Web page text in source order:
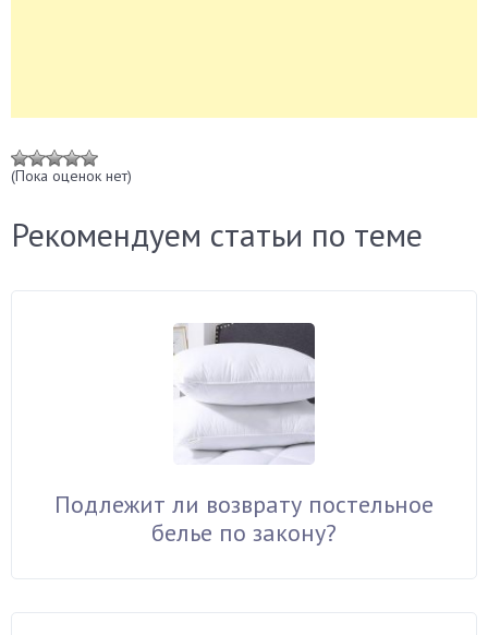
(Пока оценок нет)
Рекомендуем статьи по теме
Подлежит ли возврату постельное
белье по закону?